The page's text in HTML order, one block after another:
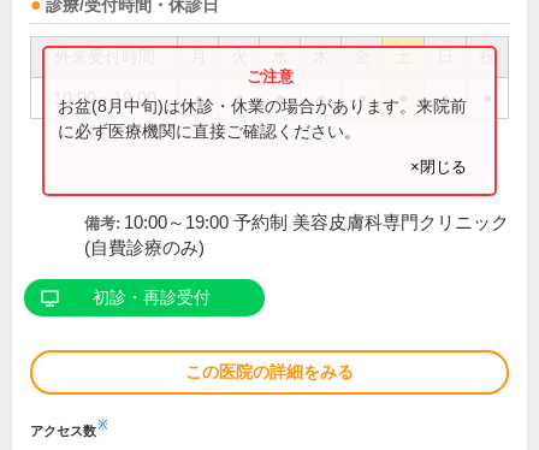
診療/受付時間・休診日
祝
10:00～19:00 ● ● ● ● ● ●
お盆(8月中旬)は休診・休業の場合があります。来院前
に必ず医療機関に直接ご確認ください。
×閉じる
備考: 10:00～19:00 予約制 美容皮膚科専門クリニック
(自費診療のみ)
初診・再診受付
この医院の詳細をみる
アクセス数※